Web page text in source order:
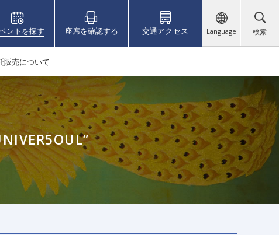
販売について
ントを探す 座席を確認する 交通アクセス Language 検索